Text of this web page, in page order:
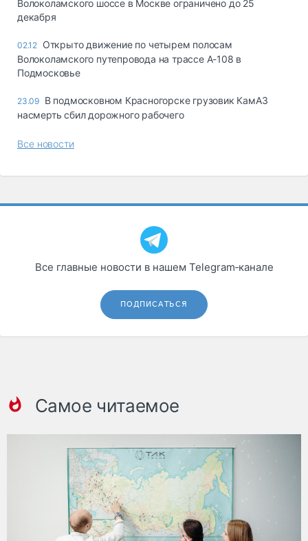
Волоколамского шоссе в Москве ограничено до 25
декабря
02.12 Открыто движение по четырем полосам
Волоколамского путепровода на трассе А-108 в
Подмосковье
23.09 В подмосковном Красногорске грузовик КамАЗ
насмерть сбил дорожного рабочего
Все новости
Все главные новости в нашем Telegram‑канале
ПОДПИСАТЬСЯ
Самое читаемое